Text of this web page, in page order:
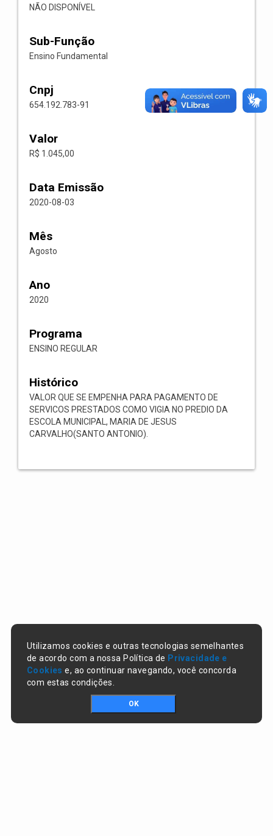
NÃO DISPONÍVEL
Sub-Função
Ensino Fundamental
Cnpj
654.192.783-91
Valor
R$ 1.045,00
Data Emissão
2020-08-03
Mês
Agosto
Ano
2020
Programa
ENSINO REGULAR
Histórico
VALOR QUE SE EMPENHA PARA PAGAMENTO DE
SERVICOS PRESTADOS COMO VIGIA NO PREDIO DA
ESCOLA MUNICIPAL, MARIA DE JESUS
CARVALHO(SANTO ANTONIO).
Utilizamos cookies e outras tecnologias semelhantes
de acordo com a nossa Política de Privacidade e
Cookies e, ao continuar navegando, você concorda
com estas condições.
OK